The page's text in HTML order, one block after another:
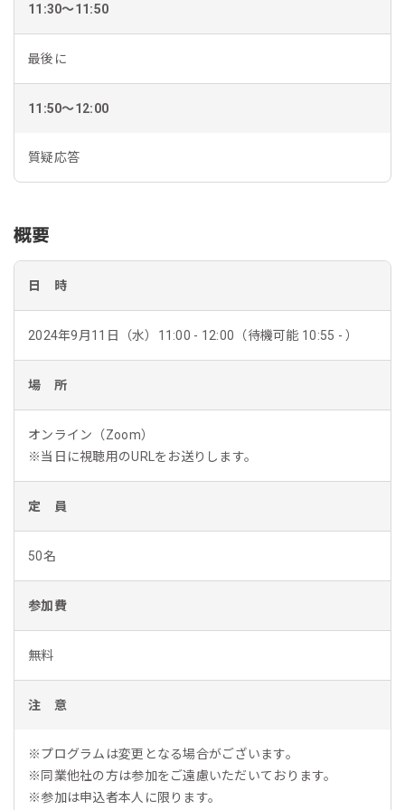
11:30～11:50
最後に
11:50～12:00
質疑応答
概要
日 時
2024年9月11日（水）11:00 - 12:00（待機可能 10:55 - ）
場 所
オンライン（Zoom）
※当日に視聴用のURLをお送りします。
定 員
50名
参加費
無料
注 意
※プログラムは変更となる場合がございます。
※同業他社の方は参加をご遠慮いただいております。
※参加は申込者本人に限ります。